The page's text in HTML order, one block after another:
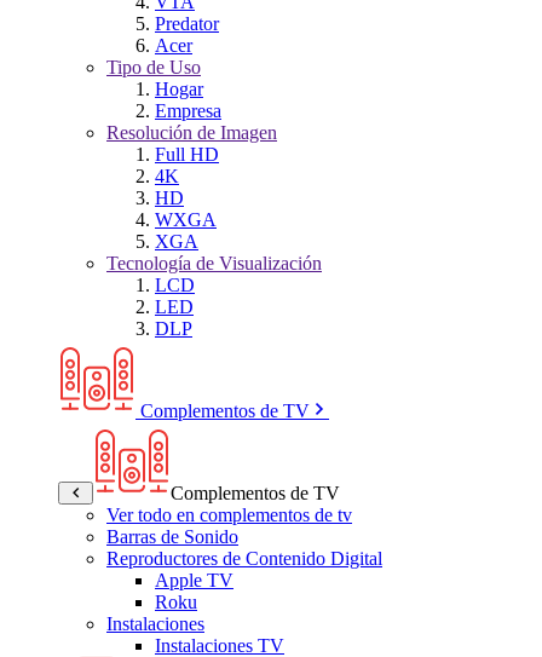
Predator
Acer
Tipo de Uso
Hogar
Empresa
Resolución de Imagen
Full HD
4K
HD
WXGA
XGA
Tecnología de Visualización
LCD
LED
DLP
Complementos de TV
Complementos de TV
Ver todo en complementos de tv
Barras de Sonido
Reproductores de Contenido Digital
Apple TV
Roku
Instalaciones
Instalaciones TV